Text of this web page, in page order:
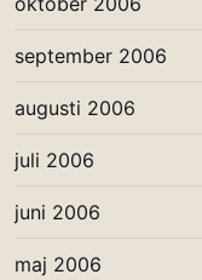
september 2006
augusti 2006
juli 2006
juni 2006
maj 2006